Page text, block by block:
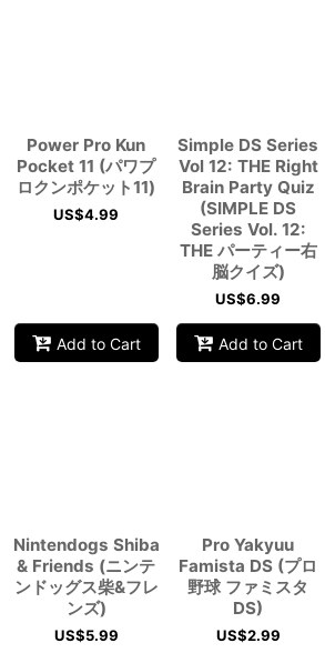
Power Pro Kun
Pocket 11 (パワプ
ロクンポケット11)
US$4.99
Add to Cart
Simple DS Series
Vol 12: THE Right
Brain Party Quiz
(SIMPLE DS
Series Vol. 12:
THE パーティー右
脳クイズ)
US$6.99
Add to Cart
Nintendogs Shiba
& Friends (ニンテ
ンドッグス柴&フレ
ンズ)
US$5.99
Pro Yakyuu
Famista DS (プロ
野球 ファミスタ
DS)
US$2.99